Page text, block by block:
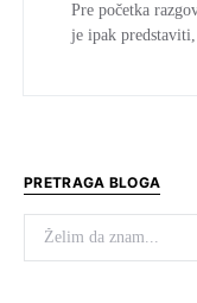
Pre početka
je ipak
PRETRAGA BLOGA
Search for: